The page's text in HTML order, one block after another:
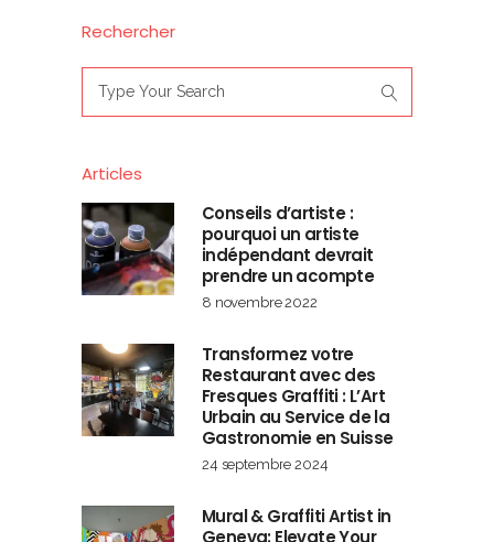
Rechercher
for:
Articles
Conseils d’artiste :
pourquoi un artiste
indépendant devrait
prendre un acompte
8 novembre 2022
Transformez votre
Restaurant avec des
Fresques Graffiti : L’Art
Urbain au Service de la
Gastronomie en Suisse
24 septembre 2024
Mural & Graffiti Artist in
Geneva: Elevate Your